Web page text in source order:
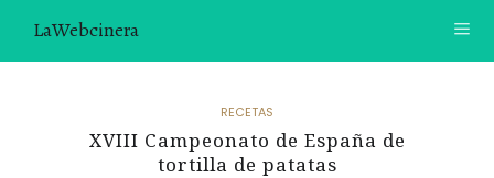
LaWebcinera
VIDEORECETAS
RECETAS
XVIII Campeonato de España de
tortilla de patatas